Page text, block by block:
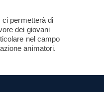
ci permetterà di
dei giovani
nel campo
animatori.